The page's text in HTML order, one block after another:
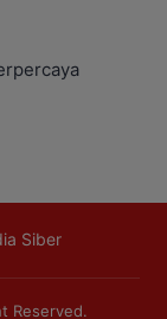
Siber
Reserved.